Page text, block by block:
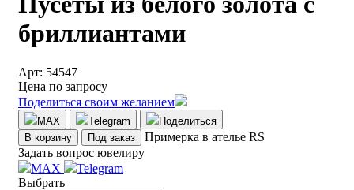
бриллиантами
Арт: 54547
Цена по запросу
Поделиться своим желанием
MAX Telegram
Поделиться
В корзину
Под заказ
Примерка в ателье RS
Задать вопрос ювелиру
MAX
Telegram
Выбрать